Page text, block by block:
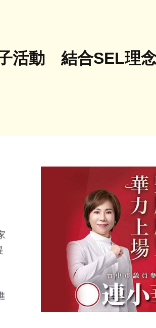
活動 結合SEL理